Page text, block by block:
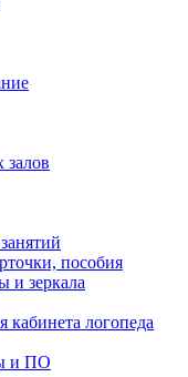
залов
пособия
и зеркала
кабинета логопеда
и ПО